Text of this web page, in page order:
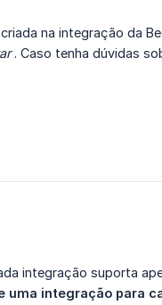
criada na integração da
. Caso tenha dúvidas
integração suporta
uma integração para